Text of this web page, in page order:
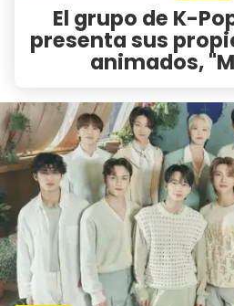
El grupo de K-Pop
presenta sus
animados,